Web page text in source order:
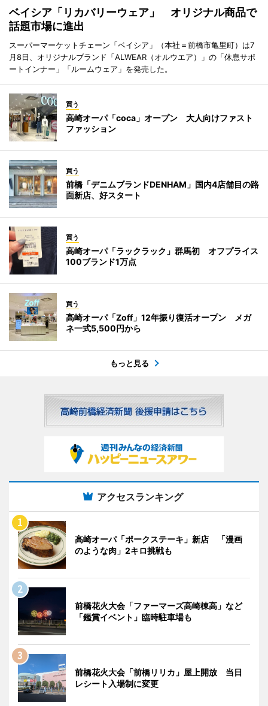
ベイシア「リカバリーウェア」 オリジナル商品で
話題市場に進出
スーパーマーケットチェーン「ベイシア」（本社＝前橋市亀里町）は7
月8日、オリジナルブランド「ALWEAR（オルウエア）」の「休息サポ
ートインナー」「ルームウェア」を発売した。
買う
高崎オーパ「coca」オープン 大人向けファスト
ファッション
買う
前橋「デニムブランドDENHAM」国内4店舗目の路
面新店、好スタート
買う
高崎オーパ「ラックラック」群馬初 オフプライス
100ブランド1万点
買う
高崎オーパ「Zoff」12年振り復活オープン メガ
ネ一式5,500円から
もっと見る
アクセスランキング
高崎オーパ「ポークステーキ」新店 「漫画
のような肉」2キロ挑戦も
前橋花火大会「ファーマーズ高崎棟高」など
「鑑賞イベント」臨時駐車場も
前橋花火大会「前橋リリカ」屋上開放 当日
レシート入場制に変更